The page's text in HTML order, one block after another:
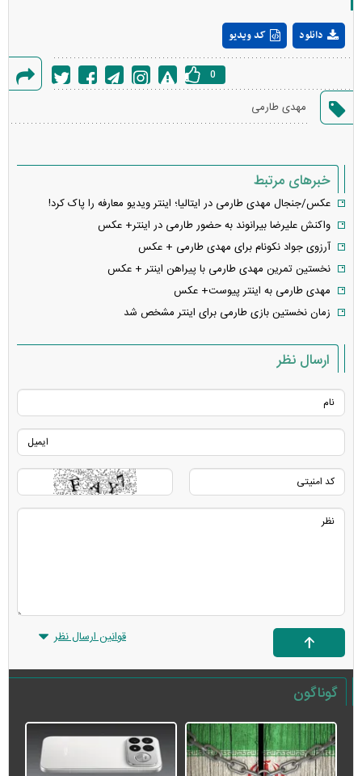
Play
Video
کد ویدیو دانلود
خطا
0
مهدی طارمی
خبرهای مرتبط
عکس/جنجال مهدی طارمی در ایتالیا؛ اینتر ویدیو معارفه را پاک کرد!
واکنش علیرضا بیرانوند به حضور طارمی در اینتر+ عکس
آرزوی جواد نکونام برای مهدی طارمی + عکس
نخستین تمرین مهدی طارمی با پیراهن اینتر + عکس
مهدی طارمی به اینتر پیوست+ عکس
زمان نخستین بازی طارمی برای اینتر مشخص شد
ارسال نظر
قوانین ارسال نظر
گوناگون